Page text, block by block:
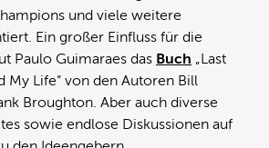
und viele weitere
Ein großer Einfluss für die
Paulo Guimaraes das Buch „Last
My Life“ von den Autoren Bill
Broughton. Aber auch diverse
sowie endlose Diskussionen auf